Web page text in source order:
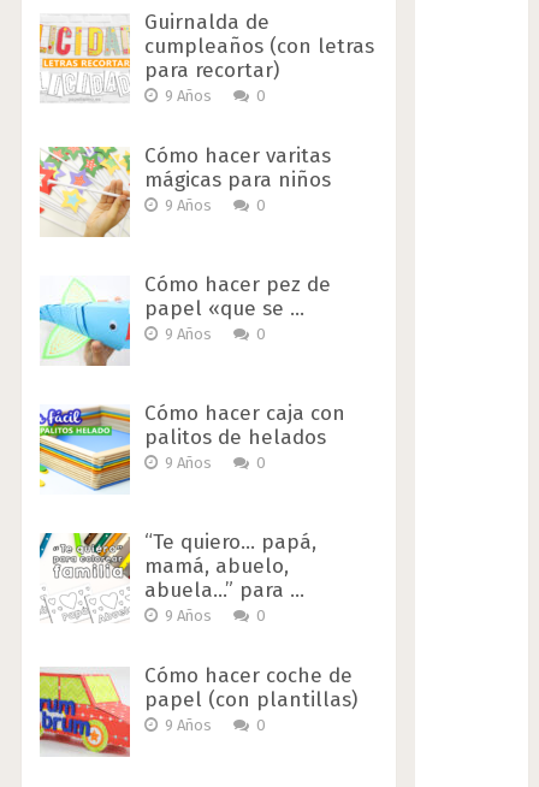
Guirnalda de
cumpleaños (con letras
para recortar)
9 Años 0
Cómo hacer varitas
mágicas para niños
9 Años 0
Cómo hacer pez de
papel «que se …
9 Años 0
Cómo hacer caja con
palitos de helados
9 Años 0
“Te quiero… papá,
mamá, abuelo,
abuela…” para …
9 Años 0
Cómo hacer coche de
papel (con plantillas)
9 Años 0